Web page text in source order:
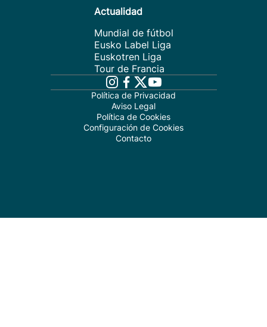
Actualidad
Mundial de fútbol
Eusko Label Liga
Euskotren Liga
Tour de Francia
Política de Privacidad
Aviso Legal
Política de Cookies
Configuración de Cookies
Contacto